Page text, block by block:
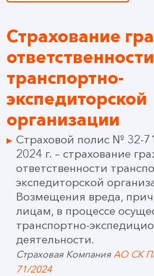
Страхование
ответственности
транспортно-
экспедиторской
организации
Страховой полис № 32-
2024 г. – страхование
ответственности
экспедиторской
Возмещения вреда,
лицам, в процессе
транспортно-
деятельности.
Страховая Компания АО СК
71/2024